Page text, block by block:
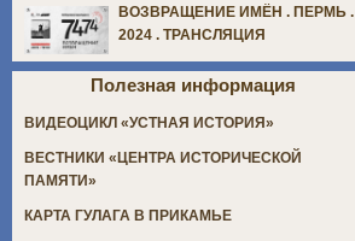
ВОЗВРАЩЕНИЕ ИМЁН . ПЕРМЬ .
2024 . ТРАНСЛЯЦИЯ
Полезная информация
ВИДЕОЦИКЛ «УСТНАЯ ИСТОРИЯ»
ВЕСТНИКИ «ЦЕНТРА ИСТОРИЧЕСКОЙ
ПАМЯТИ»
КАРТА ГУЛАГА В ПРИКАМЬЕ